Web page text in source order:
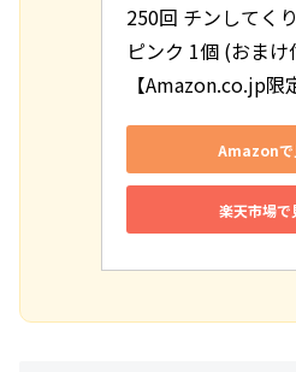
250回 チンしてく
ピンク 1個 (おま
【Amazon.co.jp限
Amazonで
楽天市場で